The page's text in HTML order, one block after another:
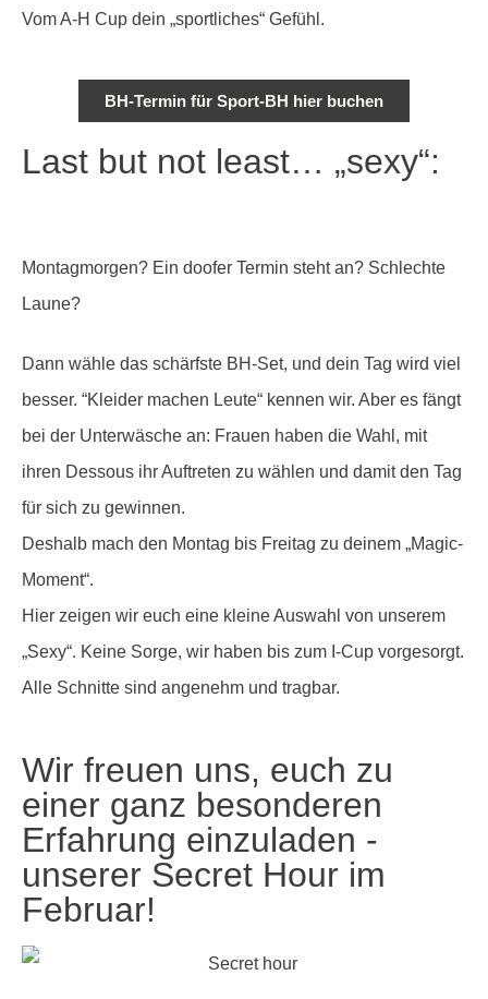
Vom A-H Cup dein „sportliches“ Gefühl.
BH-Termin für Sport-BH hier buchen
Last but not least… „sexy“:
Montagmorgen? Ein doofer Termin steht an? Schlechte
Laune?
Dann wähle das schärfste BH-Set, und dein Tag wird viel
besser. “Kleider machen Leute“ kennen wir. Aber es fängt
bei der Unterwäsche an: Frauen haben die Wahl, mit
ihren Dessous ihr Auftreten zu wählen und damit den Tag
für sich zu gewinnen.
Deshalb mach den Montag bis Freitag zu deinem „Magic-
Moment“.
Hier zeigen wir euch eine kleine Auswahl von unserem
„Sexy“. Keine Sorge, wir haben bis zum I-Cup vorgesorgt.
Alle Schnitte sind angenehm und tragbar.
Wir freuen uns, euch zu
einer ganz besonderen
Erfahrung einzuladen -
unserer Secret Hour im
Februar!